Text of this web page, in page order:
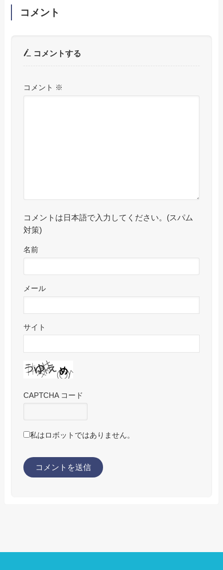
コメント
コメントする
コメント ※
コメントは日本語で入力してください。(スパム
対策)
名前
メール
サイト
CAPTCHA コード
私はロボットではありません。